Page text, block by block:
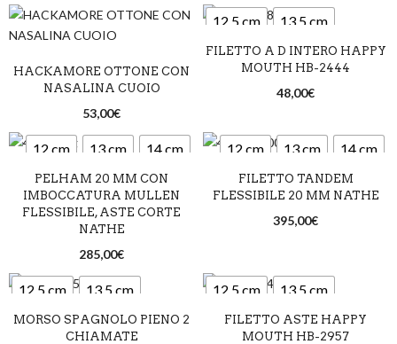
HACKAMORE OTTONE CON
NASALINA CUOIO
53,00€
12,5 cm
13,5 cm
14,5 cm
FILETTO A D INTERO HAPPY
MOUTH HB-2444
48,00€
12 cm 13 cm 14 cm
PELHAM 20 MM CON
IMBOCCATURA MULLEN
FLESSIBILE, ASTE CORTE
NATHE
285,00€
12 cm 13 cm 14 cm
FILETTO TANDEM
FLESSIBILE 20 MM NATHE
395,00€
12,5 cm
13,5 cm
14,5 cm
MORSO SPAGNOLO PIENO 2
CHIAMATE
12,5 cm
13,5 cm
14,5 cm
FILETTO ASTE HAPPY
MOUTH HB-2957